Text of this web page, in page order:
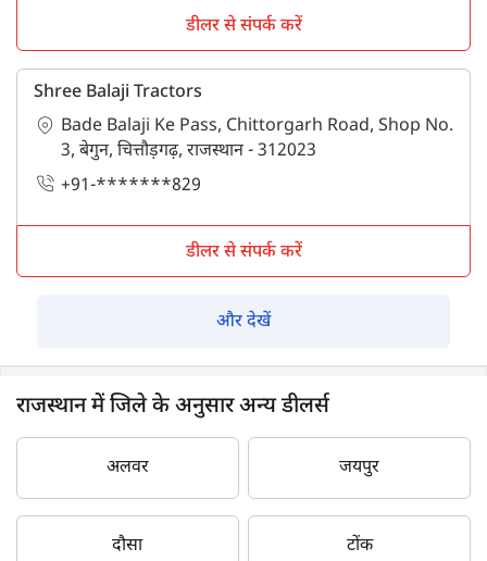
डीलर से संपर्क करें
Shree Balaji Tractors
Bade Balaji Ke Pass, Chittorgarh Road, Shop No.
3, बेगुन, चित्तौड़गढ़, राजस्थान - 312023
+91-*******829
डीलर से संपर्क करें
और देखें
राजस्थान में जिले के अनुसार अन्य डीलर्स
अलवर जयपुर
दौसा टोंक